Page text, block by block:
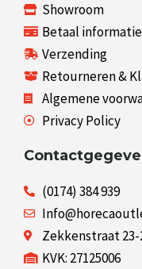
Showroom
Betaal informatie
Verzending
Retourneren &
Algemene
Privacy Policy
(0174) 384 939
Zekkenstraat 23-
KVK: 27125006